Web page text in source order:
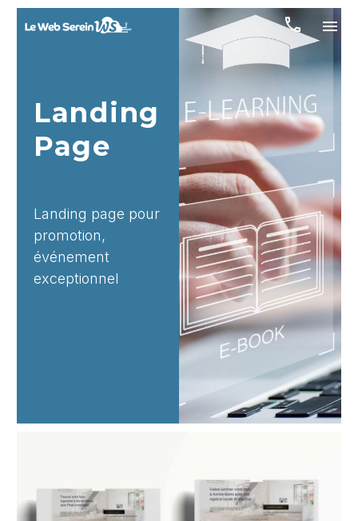
Landing
Page
Landing page pour
promotion,
événement
exceptionnel